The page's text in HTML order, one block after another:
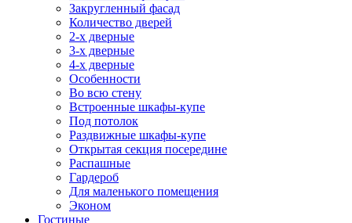
Закругленный фасад
Количество дверей
2-х дверные
3-х дверные
4-х дверные
Особенности
Во всю стену
Встроенные шкафы-купе
Под потолок
Раздвижные шкафы-купе
Открытая секция посередине
Распашные
Гардероб
Для маленького помещения
Эконом
Гостиные